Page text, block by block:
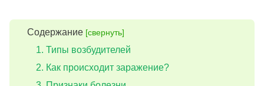
Содержание [свернуть]
Типы возбудителей
Как происходит заражение?